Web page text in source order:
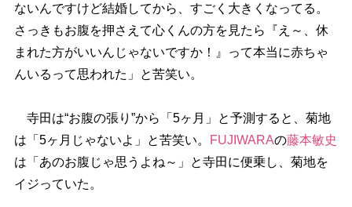
ないんですけど結婚してから、すごく大きくなってる。
さっきもお腹を押さえて心くんの方を見たら『え～、休
まれた方がいいんじゃないですか！』って本当に赤ちゃ
んいるって思われた」と苦笑い。
寺田は“お腹の張り”から「5ヶ月」と予測すると、菊地
は「5ヶ月じゃないよ」と苦笑い。
FUJIWARAの藤本敏史
は「あのお腹じゃ思うよね～」と寺田に便乗し、菊地を
イジっていた。